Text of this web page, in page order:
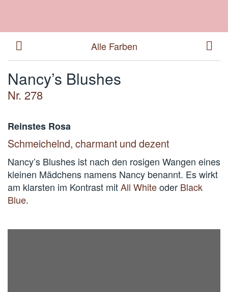
Alle Farben
Nancy’s Blushes
Nr. 278
Reinstes Rosa
Schmeichelnd, charmant und dezent
Nancy’s Blushes ist nach den rosigen Wangen eines
kleinen Mädchens namens Nancy benannt. Es wirkt
am klarsten im Kontrast mitAll White oder Black
Blue.